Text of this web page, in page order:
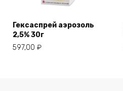
Гексаспрей аэрозоль
2,5% 30г
597,00 ₽